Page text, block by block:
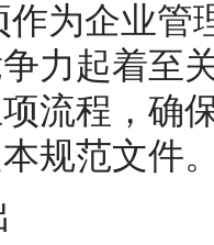
为企业管
力起着至
流程，确
规范文件